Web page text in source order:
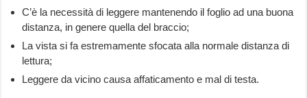
C’è la necessità di leggere mantenendo il foglio ad una buona
distanza, in genere quella del braccio;
La vista si fa estremamente sfocata alla normale distanza di
lettura;
Leggere da vicino causa affaticamento e mal di testa.